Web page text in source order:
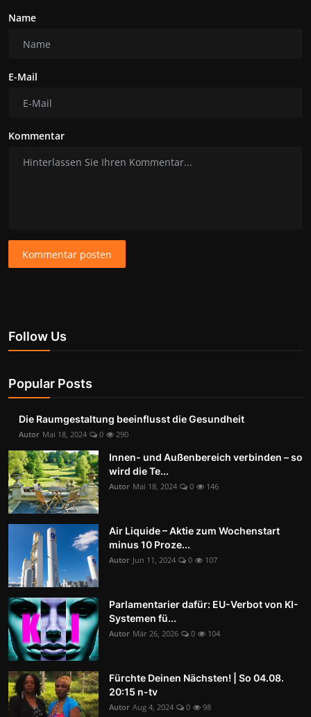
Name
E-Mail
Kommentar
Kommentar posten
Follow Us
Popular Posts
Die Raumgestaltung beeinflusst die Gesundheit
Autor Mai 18, 2024 0 290
Innen- und Außenbereich verbinden – so
wird die Te...
Autor Mai 18, 2024 0 146
Air Liquide – Aktie zum Wochenstart
minus 10 Proze...
Autor Jun 11, 2024 0 107
Parlamentarier dafür: EU-Verbot von KI-
Systemen fü...
Autor Mär 26, 2026 0 104
Fürchte Deinen Nächsten! | So 04.08.
20:15 n-tv
Autor Aug 4, 2024 0 98